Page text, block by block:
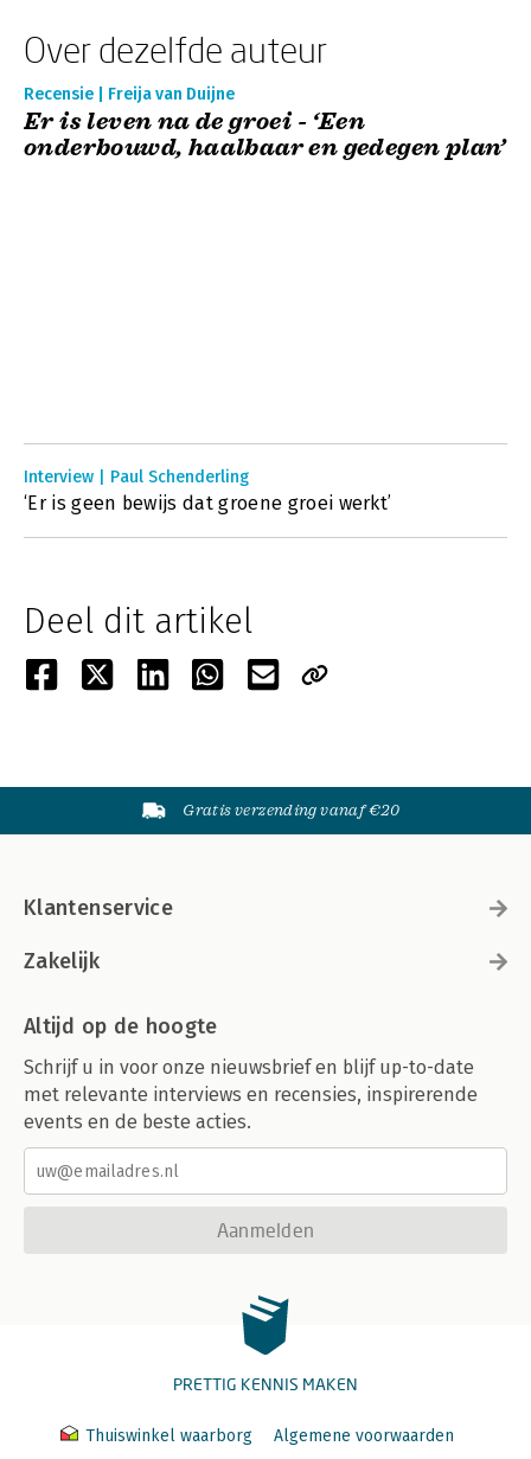
Over dezelfde auteur
Recensie | Freija van Duijne
Er is leven na de groei - ‘Een
onderbouwd, haalbaar en gedegen plan’
Interview | Paul Schenderling
‘Er is geen bewijs dat groene groei werkt’
Deel dit artikel
Gratis verzending vanaf €20
Klantenservice
Zakelijk
Altijd op de hoogte
Schrijf u in voor onze nieuwsbrief en blijf up-to-date
met relevante interviews en recensies, inspirerende
events en de beste acties.
Aanmelden
PRETTIG KENNIS MAKEN
Thuiswinkel waarborg Algemene voorwaarden